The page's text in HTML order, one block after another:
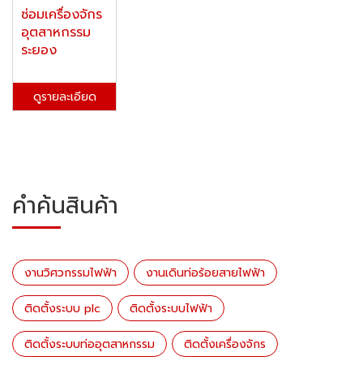
ซ่อมเครื่องจักร
อุตสาหกรรม
ระยอง
ดูรายละเอียด
คำค้นสินค้า
งานวิศวกรรมไฟฟ้า งานเดินท่อร้อยสายไฟฟ้า
ติดตั้งระบบ plc ติดตั้งระบบไฟฟ้า
ติดตั้งระบบท่ออุตสาหกรรม ติดตั้งเครื่องจักร